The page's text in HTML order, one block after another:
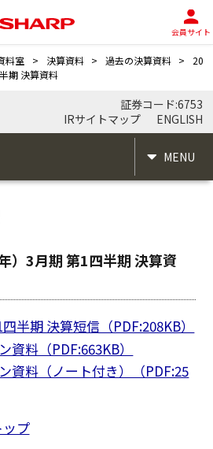
会員サイト
料室 > 決算資料 > 過去の決算資料 >
20
期 決算資料
証券コード:6753
IRサイトマップ
ENGLISH
MENU
）3月期 第1四半期 決算資
半期 決算短信（PDF:208KB）
資料（PDF:663KB）
資料（ノート付き）（PDF:25
プ